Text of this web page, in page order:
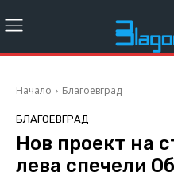
Начало Благоевград
БЛАГОЕВГРАД
Нов проект на
лева спечели